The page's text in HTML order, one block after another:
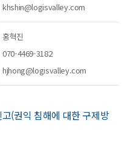
khshin@logisvalley.com
홍혁진
070-4469-3182
hjhong@logisvalley.com
(권익 침해에 대한 구제방